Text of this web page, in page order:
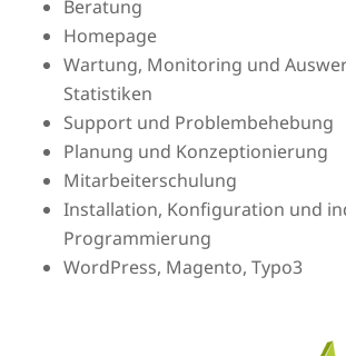
Beratung
Homepage
Wartung, Monitoring und
Statistiken
Support und Problembehebung
Planung und Konzeptionierung
Mitarbeiterschulung
Installation, Konfiguration und
Programmierung
WordPress, Magento, Typo3